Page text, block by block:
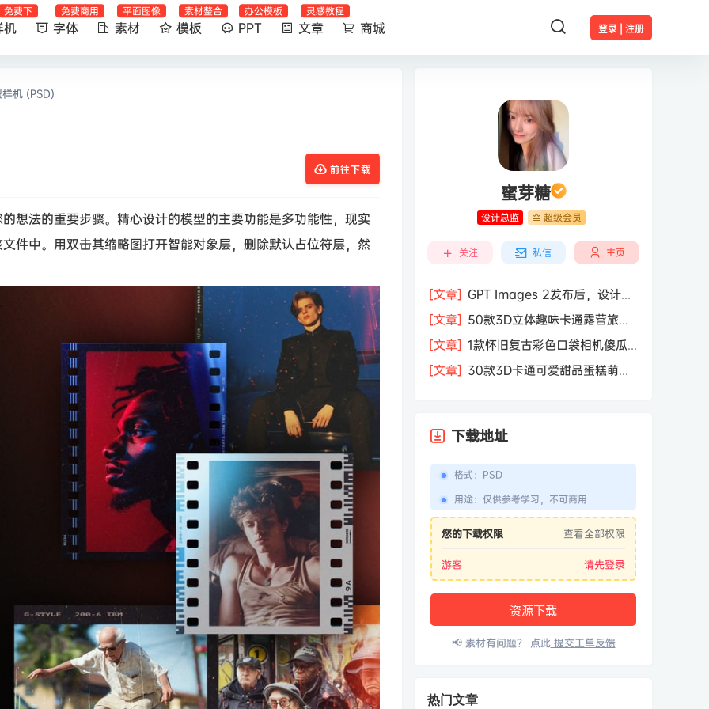
登录 | 注册
机
免费下
字体
免费商用
素材
平面图像
模板
素材整合
PPT
办公模板
文章
灵感教程
商城
机 (PSD)
前往下载
想法的重要步骤。精心设计的模型的主要功能是多功能性，现实
件中。用双击其缩略图打开智能对象层，删除默认占位符层，然
蜜芽糖
设计总监 超级会员
关注 私信 主页
[文章] GPT Images 2发布后，设计行
业的天真的塌了？
[文章] 50款3D立体趣味卡通露营旅行
度假旅游装备插图插画PNG免抠图片素
材图
[文章] 1款怀旧复古彩色口袋相机傻瓜
相机屏幕模型PSD模板样机效果图素材
[文章] 30款3D卡通可爱甜品蛋糕萌趣
下载地址
格式： PSD
用途： 仅供参考学习，不可商用
您的下载权限 查看全部权限
游客 请先登录
资源下载
📢 素材有问题？ 点此提交工单反馈
热门文章